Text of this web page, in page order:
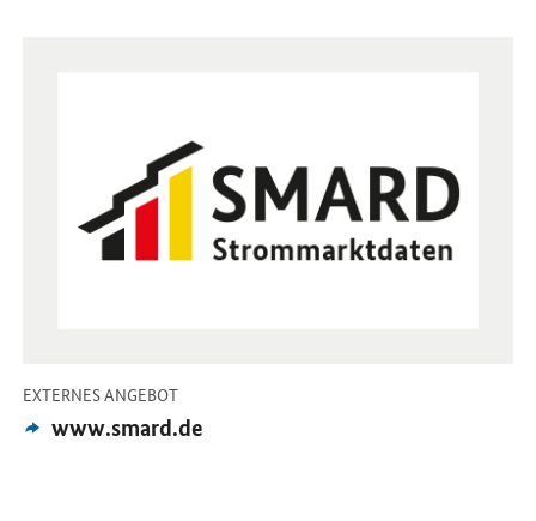
EXTERNES ANGEBOT-
Externes
Angebot:
www.smard.de